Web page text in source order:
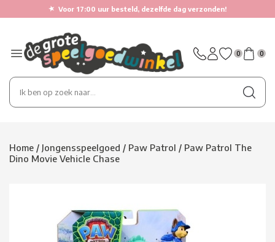
★ Voor 17:00 uur besteld, dezelfde dag verzonden!
0 0
Home / Jongensspeelgoed / Paw Patrol / Paw Patrol The
Dino Movie Vehicle Chase